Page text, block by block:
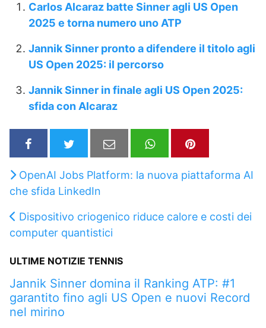
Carlos Alcaraz batte Sinner agli US Open
2025 e torna numero uno ATP
Jannik Sinner pronto a difendere il titolo agli
US Open 2025: il percorso
Jannik Sinner in finale agli US Open 2025:
sfida con Alcaraz
OpenAI Jobs Platform: la nuova piattaforma AI
che sfida LinkedIn
Dispositivo criogenico riduce calore e costi dei
computer quantistici
ULTIME NOTIZIE TENNIS
Jannik Sinner domina il Ranking ATP: #1
garantito fino agli US Open e nuovi Record
nel mirino